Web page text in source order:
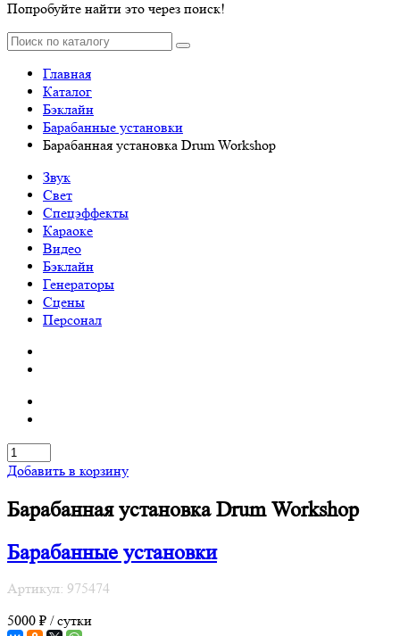
Попробуйте найти это через поиск!
Главная
Каталог
Бэклайн
Барабанные установки
Барабанная установка Drum Workshop
Звук
Свет
Спецэффекты
Караоке
Видео
Бэклайн
Генераторы
Сцены
Персонал
Добавить в корзину
Барабанная установка Drum Workshop
Барабанные установки
Артикул: 975474
5000 ₽ / сутки